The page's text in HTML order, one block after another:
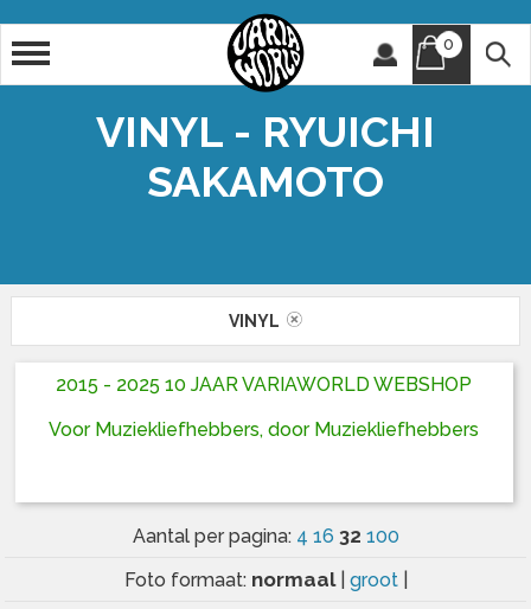
0
VINYL - RYUICHI
SAKAMOTO
VINYL
2015 - 2025 10 JAAR VARIAWORLD WEBSHOP
Voor Muziekliefhebbers, door Muziekliefhebbers
Aantal per pagina: 4 16 32 100
Foto formaat: normaal groot